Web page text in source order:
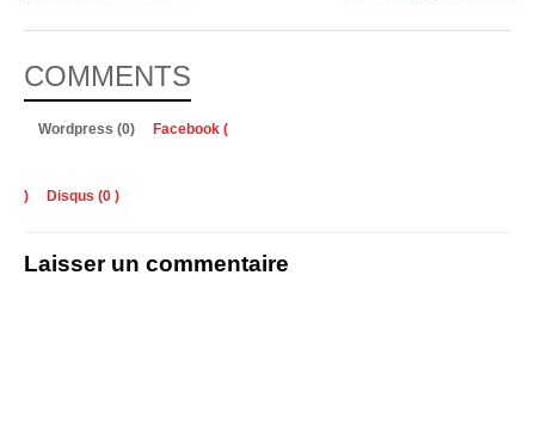
COMMENTS
Wordpress (0) Facebook (
) Disqus (0 )
Laisser un commentaire